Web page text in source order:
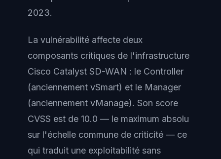
2023.
La vulnérabilité affecte deux
composants critiques de l'infrastructure
Cisco Catalyst SD-WAN : le Controller
(anciennement vSmart) et le Manager
(anciennement vManage). Son score
CVSS est de 10.0 — le maximum absolu
sur l'échelle commune de criticité — ce
qui traduit une exploitabilité sans